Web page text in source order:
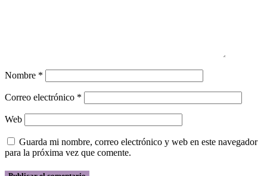
Nombre *
Correo electrónico *
Web
Guarda mi nombre, correo electrónico y web en este navegador
para la próxima vez que comente.